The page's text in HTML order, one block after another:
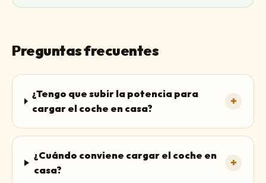
Preguntas frecuentes
¿Tengo que subir la potencia para
cargar el coche en casa?
+
¿Cuándo conviene cargar el coche en
casa?
+